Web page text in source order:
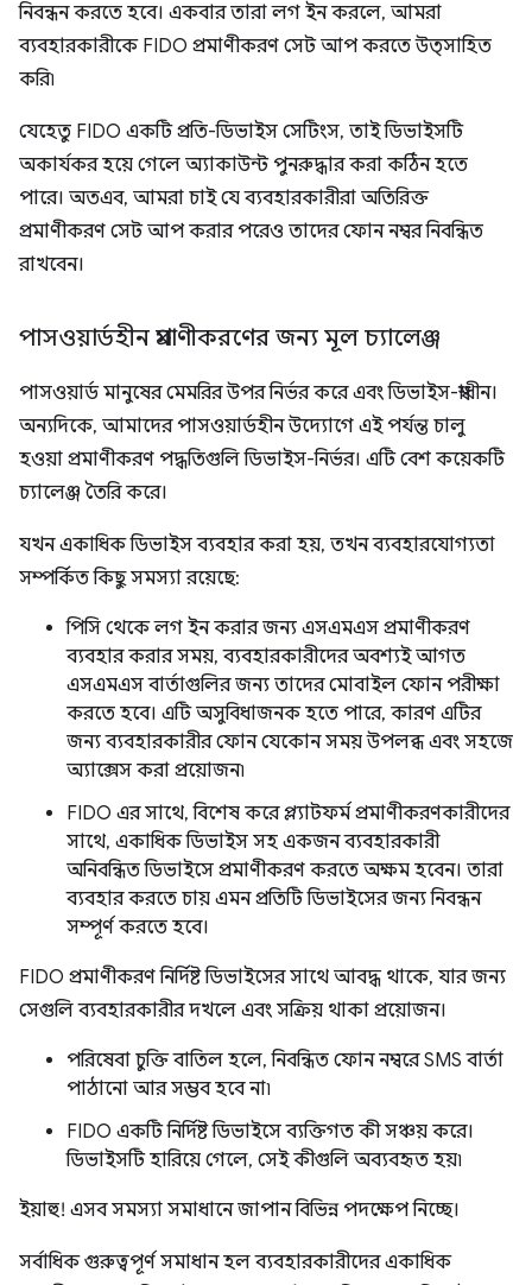
নিবন্ধন করতে হবে। একবার তারা লগ ইন করলে, আমরা
ব্যবহারকারীকে FIDO প্রমাণীকরণ সেট আপ করতে উত্সাহিত
করি৷
যেহেতু FIDO একটি প্রতি-ডিভাইস সেটিংস, তাই ডিভাইসটি
অকার্যকর হয়ে গেলে অ্যাকাউন্ট পুনরুদ্ধার করা কঠিন হতে
পারে। অতএব, আমরা চাই যে ব্যবহারকারীরা অতিরিক্ত
প্রমাণীকরণ সেট আপ করার পরেও তাদের ফোন নম্বর নিবন্ধিত
রাখবেন।
পাসওয়ার্ডহীন প্রমাণীকরণের জন্য মূল চ্যালেঞ্জ
পাসওয়ার্ড মানুষের মেমরির উপর নির্ভর করে এবং ডিভাইস-স্বাধীন।
অন্যদিকে, আমাদের পাসওয়ার্ডহীন উদ্যোগে এই পর্যন্ত চালু
হওয়া প্রমাণীকরণ পদ্ধতিগুলি ডিভাইস-নির্ভর। এটি বেশ কয়েকটি
চ্যালেঞ্জ তৈরি করে।
যখন একাধিক ডিভাইস ব্যবহার করা হয়, তখন ব্যবহারযোগ্যতা
সম্পর্কিত কিছু সমস্যা রয়েছে:
পিসি থেকে লগ ইন করার জন্য এসএমএস প্রমাণীকরণ
ব্যবহার করার সময়, ব্যবহারকারীদের অবশ্যই আগত
এসএমএস বার্তাগুলির জন্য তাদের মোবাইল ফোন পরীক্ষা
করতে হবে। এটি অসুবিধাজনক হতে পারে, কারণ এটির
জন্য ব্যবহারকারীর ফোন যেকোন সময় উপলব্ধ এবং সহজে
অ্যাক্সেস করা প্রয়োজন৷
FIDO এর সাথে, বিশেষ করে প্ল্যাটফর্ম প্রমাণীকরণকারীদের
সাথে, একাধিক ডিভাইস সহ একজন ব্যবহারকারী
অনিবন্ধিত ডিভাইসে প্রমাণীকরণ করতে অক্ষম হবেন। তারা
ব্যবহার করতে চায় এমন প্রতিটি ডিভাইসের জন্য নিবন্ধন
সম্পূর্ণ করতে হবে।
FIDO প্রমাণীকরণ নির্দিষ্ট ডিভাইসের সাথে আবদ্ধ থাকে, যার জন্য
সেগুলি ব্যবহারকারীর দখলে এবং সক্রিয় থাকা প্রয়োজন।
পরিষেবা চুক্তি বাতিল হলে, নিবন্ধিত ফোন নম্বরে SMS বার্তা
পাঠানো আর সম্ভব হবে না৷
FIDO একটি নির্দিষ্ট ডিভাইসে ব্যক্তিগত কী সঞ্চয় করে।
ডিভাইসটি হারিয়ে গেলে, সেই কীগুলি অব্যবহৃত হয়৷
ইয়াহু! এসব সমস্যা সমাধানে জাপান বিভিন্ন পদক্ষেপ নিচ্ছে।
সর্বাধিক গুরুত্বপূর্ণ সমাধান হল ব্যবহারকারীদের একাধিক